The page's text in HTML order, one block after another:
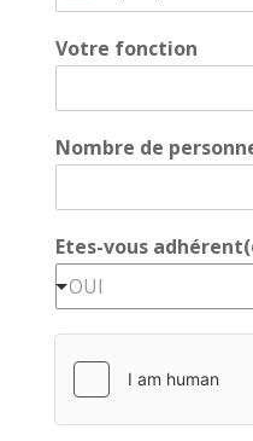
i
e
S
t
e
+
1
Votre fonction
Nombre de
Etes-vous
OUI